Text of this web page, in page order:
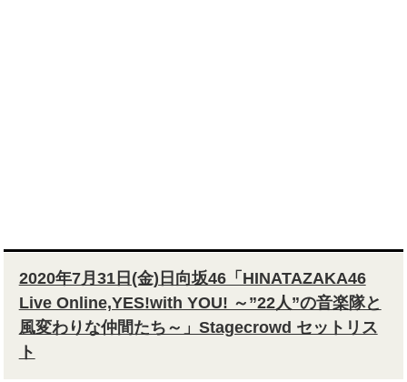
2020年7月31日(金)日向坂46「HINATAZAKA46
Live Online,YES!with YOU! ～”22人”の音楽隊と
風変わりな仲間たち～」Stagecrowd セットリス
ト